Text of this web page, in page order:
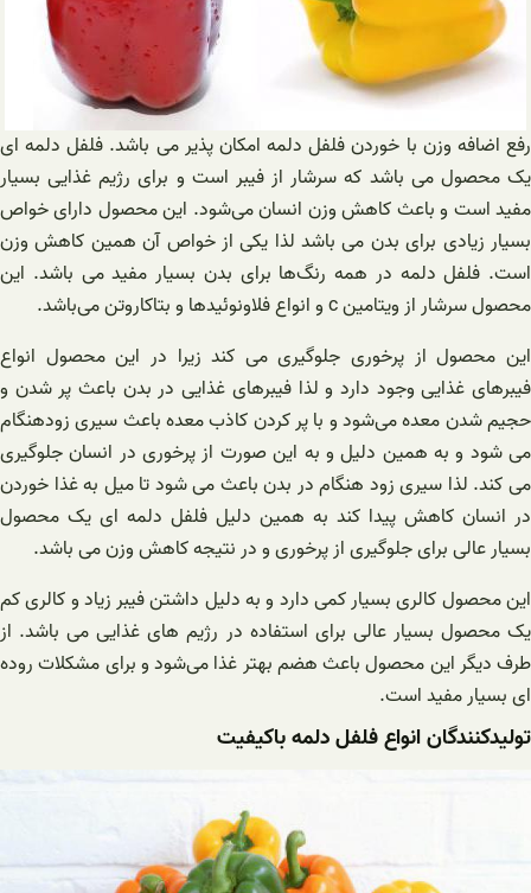
رفع اضافه وزن با خوردن فلفل دلمه امکان پذیر می باشد. فلفل دلمه ای
یک محصول می باشد که سرشار از فیبر است و برای رژیم غذایی بسیار
مفید است و باعث کاهش وزن انسان می‌شود. این محصول دارای خواص
بسیار زیادی برای بدن می باشد لذا یکی از خواص آن همین کاهش وزن
است. فلفل دلمه در همه رنگ‌ها برای بدن بسیار مفید می باشد. این
محصول سرشار از ویتامین c و انواع فلاونوئیدها و بتاکاروتن می‌باشد.
این محصول از پرخوری جلوگیری می کند زیرا در این محصول انواع
فیبرهای غذایی وجود دارد و لذا فیبرهای غذایی در بدن باعث پر شدن و
حجیم شدن معده می‌شود و با پر کردن کاذب معده باعث سیری زودهنگام
می شود و به همین دلیل و به این صورت از پرخوری در انسان جلوگیری
می کند. لذا سیری زود هنگام در بدن باعث می شود تا میل به غذا خوردن
در انسان کاهش پیدا کند به همین دلیل فلفل دلمه ای یک محصول
بسیار عالی برای جلوگیری از پرخوری و در نتیجه کاهش وزن می باشد.
این محصول کالری بسیار کمی دارد و به دلیل داشتن فیبر زیاد و کالری کم
یک محصول بسیار عالی برای استفاده در رژیم های غذایی می باشد. از
طرف دیگر این محصول باعث هضم بهتر غذا می‌شود و برای مشکلات روده
ای بسیار مفید است.
تولیدکنندگان انواع فلفل دلمه باکیفیت